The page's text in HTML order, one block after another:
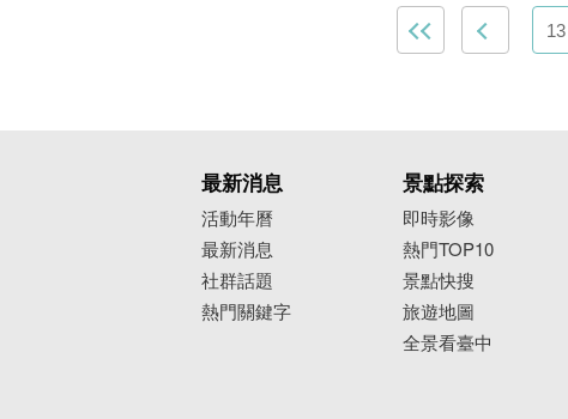
13
最新消息
活動年曆
最新消息
社群話題
熱門關鍵字
景點探索
即時影像
熱門TOP10
景點快搜
旅遊地圖
全景看臺中